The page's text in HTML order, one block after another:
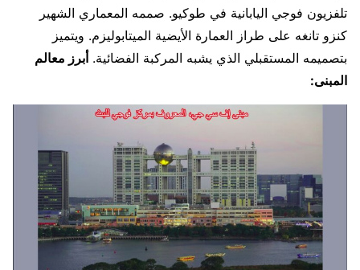
تلفزيون فوجي اليابانية في طوكيو. صممه المعماري الشهير
كنزو تانغه على طراز العمارة الأيضية الميتابوليزم. ويتميز
بتصميمه المستقبلي الذي يشبه المركبة الفضائية. أبرز معالم
المبنى: